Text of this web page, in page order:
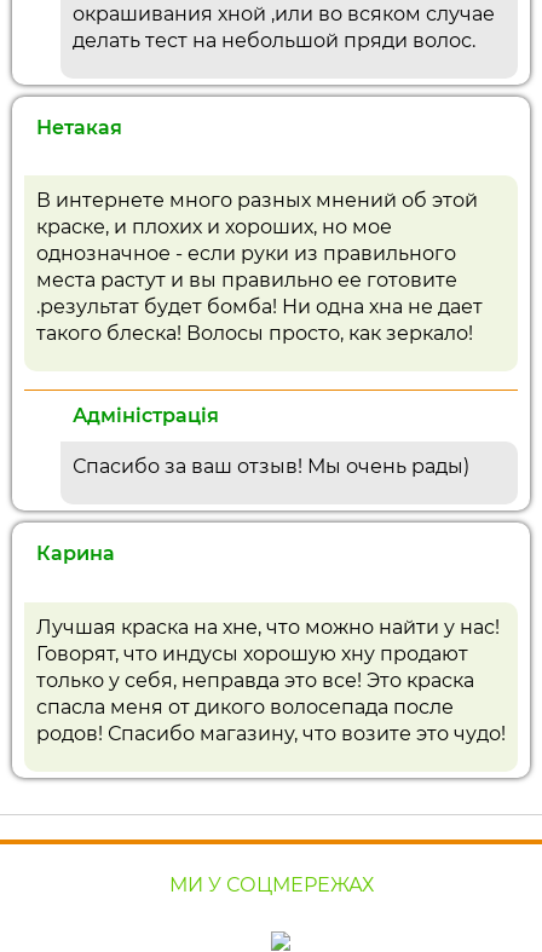
окрашивания хной ,или во всяком случае
делать тест на небольшой пряди волос.
Нетакая
В интернете много разных мнений об этой
краске, и плохих и хороших, но мое
однозначное - если руки из правильного
места растут и вы правильно ее готовите
.результат будет бомба! Ни одна хна не дает
такого блеска! Волосы просто, как зеркало!
Адміністрація
Спасибо за ваш отзыв! Мы очень рады)
Карина
Лучшая краска на хне, что можно найти у нас!
Говорят, что индусы хорошую хну продают
только у себя, неправда это все! Это краска
спасла меня от дикого волосепада после
родов! Спасибо магазину, что возите это чудо!
МИ У СОЦМЕРЕЖАХ